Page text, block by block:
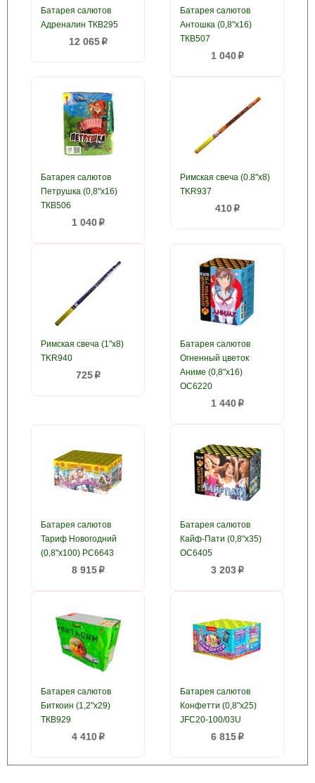
Батарея салютов
Адреналин ТКВ295
12 065p
Батарея салютов
Антошка (0,8"х16)
ТКВ507
1 040p
Батарея салютов
Петрушка (0,8"х16)
ТКВ506
1 040p
Римская свеча (0.8"x8)
TKR937
410p
Римская свеча (1"x8)
TKR940
725p
Батарея салютов
Огненный цветок
Аниме (0,8"х16)
ОС6220
1 440p
Батарея салютов
Тариф Новогодний
(0,8"х100) РС6643
8 915p
Батарея салютов
Кайф-Пати (0,8"х35)
ОС6405
3 203p
Батарея салютов
Биткоин (1,2"х29)
ТКВ929
4 410p
Батарея салютов
Конфетти (0,8"х25)
JFC20-100/03U
6 815p